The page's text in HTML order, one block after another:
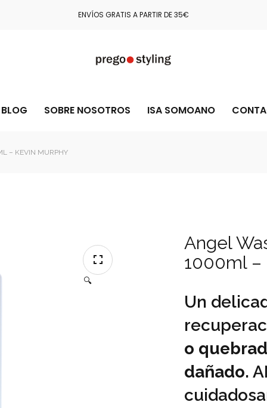
COMPRA CON TOTAL CONFIANZA GRACIAS A STRIPE Y PAYPAL
BLOG SOBRE NOSOTROS ISA SOMOANO
– KEVIN MURPHY
🔍
Angel
1000ml –
Un
o
dañado.